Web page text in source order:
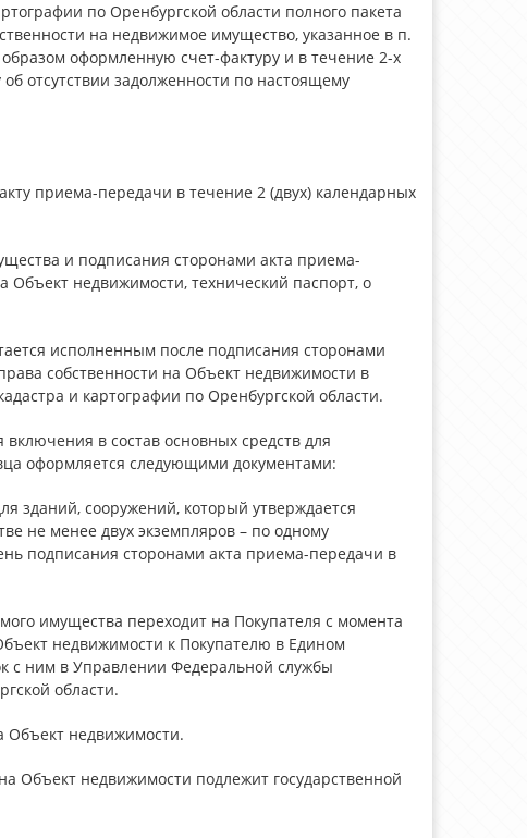
по Оренбургской области полного пакета
на недвижимое имущество, указанное в п.
оформленную счет-фактуру и в течение 2-х
отсутствии задолженности по настоящему
приема-передачи в течение 2 (двух) календарных
и подписания сторонами акта приема-
недвижимости, технический паспорт, о
исполненным после подписания сторонами
собственности на Объект недвижимости в
и картографии по Оренбургской области.
в состав основных средств для
оформляется следующими документами:
зданий, сооружений, который утверждается
не менее двух экземпляров – по одному
подписания сторонами акта приема-передачи в
имущества переходит на Покупателя с момента
недвижимости к Покупателю в Едином
с ним в Управлении Федеральной службы
области.
Объект недвижимости.
Объект недвижимости подлежит государственной